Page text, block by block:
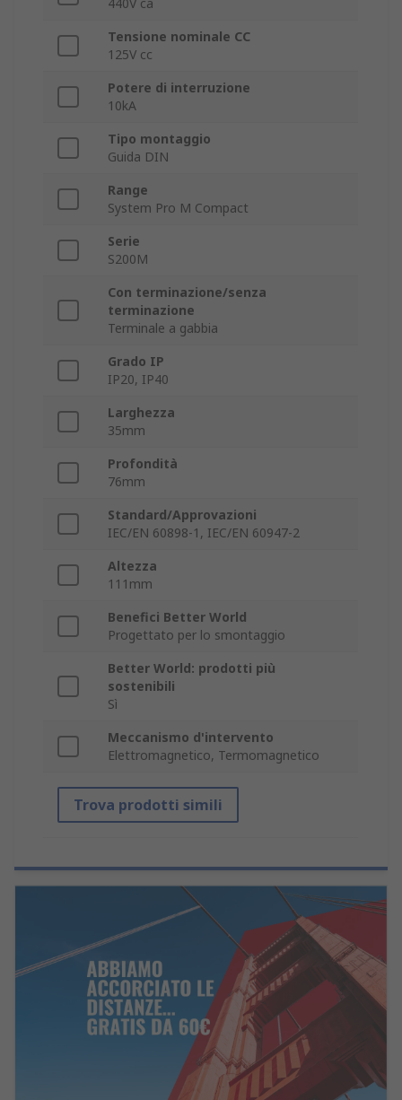
440V ca
Tensione nominale CC
125V cc
Potere di interruzione
10kA
Tipo montaggio
Guida DIN
Range
System Pro M Compact
Serie
S200M
Con terminazione/senza
terminazione
Terminale a gabbia
Grado IP
IP20, IP40
Larghezza
35mm
Profondità
76mm
Standard/Approvazioni
IEC/EN 60898-1, IEC/EN 60947-2
Altezza
111mm
Benefici Better World
Progettato per lo smontaggio
Better World: prodotti più
sostenibili
Sì
Meccanismo d'intervento
Elettromagnetico, Termomagnetico
Trova prodotti simili